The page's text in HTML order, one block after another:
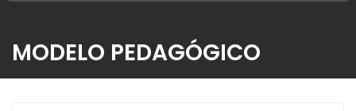
contenido
MODELO PEDAGÓGICO